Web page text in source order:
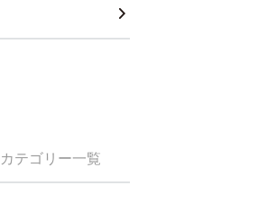
カテゴリー一覧